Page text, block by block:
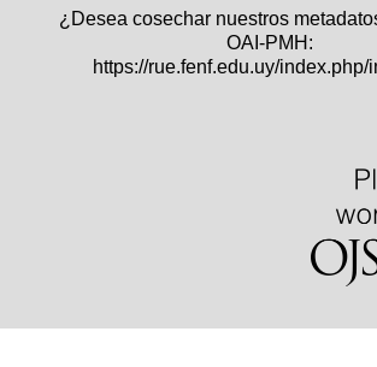
¿Desea cosechar nuestros
OAI-PMH:
https://rue.fenf.edu.uy/index.php/